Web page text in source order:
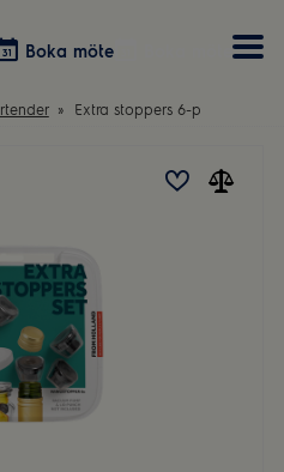
Boka möte
Extra stoppers 6-p